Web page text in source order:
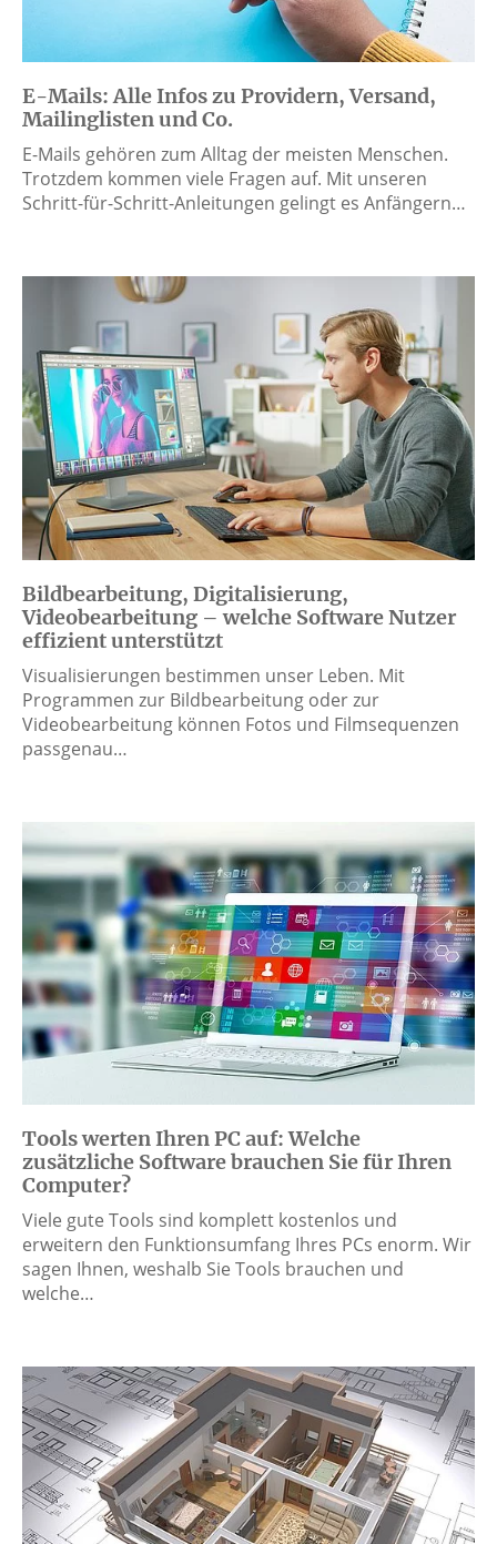
E-Mails: Alle Infos zu Providern, Versand,
Mailinglisten und Co.
E-Mails gehören zum Alltag der meisten Menschen.
Trotzdem kommen viele Fragen auf. Mit unseren
Schritt-für-Schritt-Anleitungen gelingt es Anfängern…
Bildbearbeitung, Digitalisierung,
Videobearbeitung – welche Software Nutzer
effizient unterstützt
Visualisierungen bestimmen unser Leben. Mit
Programmen zur Bildbearbeitung oder zur
Videobearbeitung können Fotos und Filmsequenzen
passgenau…
Tools werten Ihren PC auf: Welche
zusätzliche Software brauchen Sie für Ihren
Computer?
Viele gute Tools sind komplett kostenlos und
erweitern den Funktionsumfang Ihres PCs enorm. Wir
sagen Ihnen, weshalb Sie Tools brauchen und
welche…